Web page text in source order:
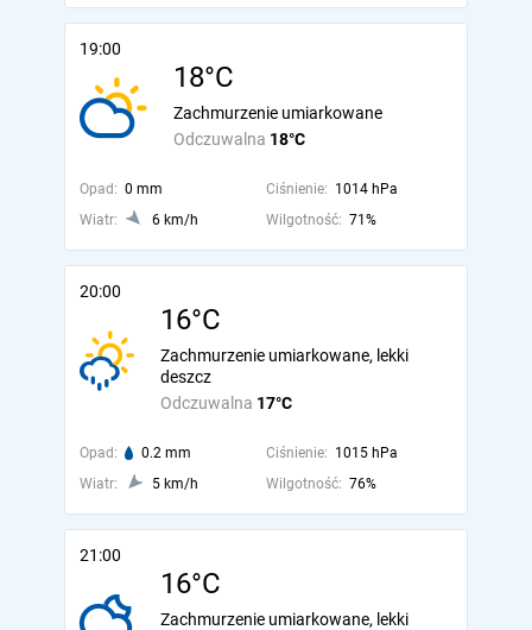
19:00
18°C
Odczuwalna 18°C
Zachmurzenie umiarkowane
Opad: 0 mm Ciśnienie: 1014 hPa
Wiatr:
6 km/h Wilgotność: 71%
20:00
16°C
Odczuwalna 17°C
Zachmurzenie umiarkowane, lekki
deszcz
Opad: 0.2 mm Ciśnienie: 1015 hPa
Wiatr:
5 km/h Wilgotność: 76%
21:00
16°C
Zachmurzenie umiarkowane, lekki